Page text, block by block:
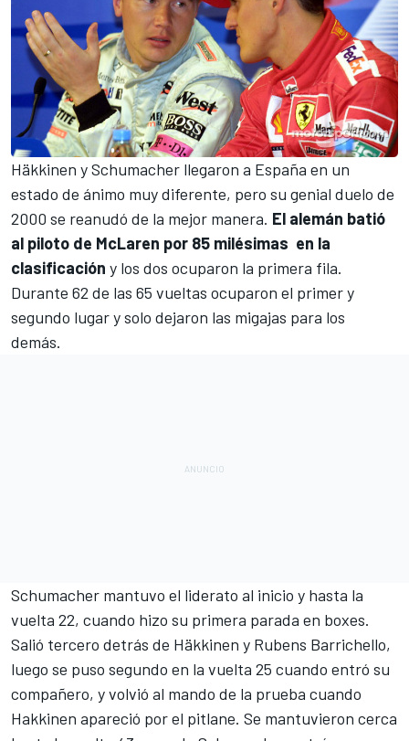
Häkkinen y Schumacher llegaron a España en un
estado de ánimo muy diferente, pero su genial duelo de
2000 se reanudó de la mejor manera. El alemán batió
al piloto de McLaren por 85 milésimas en la
clasificación y los dos ocuparon la primera fila.
Durante 62 de las 65 vueltas ocuparon el primer y
segundo lugar y solo dejaron las migajas para los
demás.
Schumacher mantuvo el liderato al inicio y hasta la
vuelta 22, cuando hizo su primera parada en boxes.
Salió tercero detrás de Häkkinen y Rubens Barrichello,
luego se puso segundo en la vuelta 25 cuando entró su
compañero, y volvió al mando de la prueba cuando
Hakkinen apareció por el pitlane. Se mantuvieron cerca